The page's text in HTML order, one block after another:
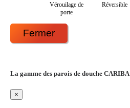
Vérouilage de
porte
Réversible
Fermer
La gamme des parois de douche CARIBA
×